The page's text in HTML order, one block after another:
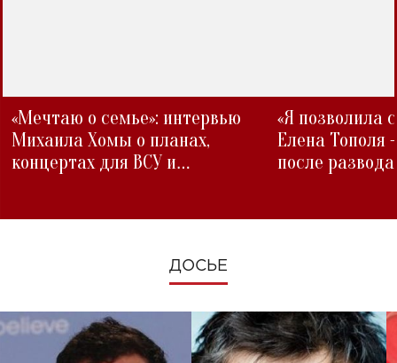
«Мечтаю о семье»: интервью
Михаила Хомы о планах,
концертах для ВСУ и
«Я позволила
Елена Тополя
после развода
ДОСЬЕ